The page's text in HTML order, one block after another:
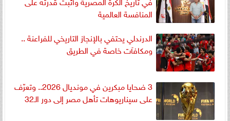
المنافسة العالمية
الدرندلي يحتفي بالإنجاز التاريخي للفراعنة ..
ومكافآت خاصة في الطريق
3 ضحايا مبكرين في مونديال 2026.. وتعرّف
على سيناريوهات تأهل مصر إلى دور الـ32